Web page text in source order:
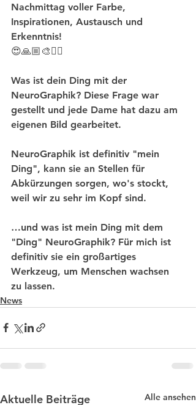
Nachmittag voller Farbe,
Inspirationen, Austausch und
Erkenntnis!
😍🙏🏼🎨✍🏼
Was ist dein Ding mit der
NeuroGraphik? Diese Frage war
gestellt und jede Dame hat dazu am
eigenen Bild gearbeitet.
NeuroGraphik ist definitiv "mein
Ding", kann sie an Stellen für
Abkürzungen sorgen, wo's stockt,
weil wir zu sehr im Kopf sind.
…und was ist mein Ding mit dem
"Ding" NeuroGraphik? Für mich ist
definitiv sie ein großartiges
Werkzeug, um Menschen wachsen
zu lassen.
News
Aktuelle Beiträge Alle ansehen